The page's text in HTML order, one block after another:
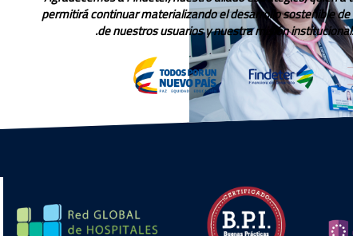
nuestro servicio.
permitirá continuar materializando el desarrollo sostenible
de nuestros usuarios y nuestra misión